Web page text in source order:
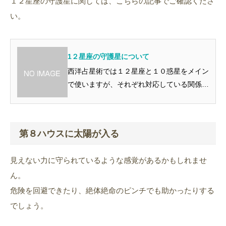
い。
1２星座の守護星について
西洋占星術では１２星座と１０惑星をメイン
で使いますが、それぞれ対応している関係に
てくれているのですね。
第８ハウスに太陽が入る
見えない力に守られているような感覚があるかもしれませ
ん。
危険を回避できたり、絶体絶命のピンチでも助かったりする
でしょう。